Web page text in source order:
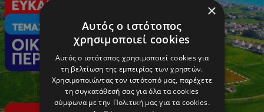
×
Αυτός ο ιστότοπος
χρησιμοποιεί cookies
Αυτός ο ιστότοπος χρησιμοποιεί cookies για
τη βελτίωση της εμπειρίας των χρηστών.
Χρησιμοποιώντας τον ιστότοπό μας, παρέχετε
τη συγκατάθεσή σας για όλα τα cookies
σύμφωνα με την Πολιτική μας για τα cookies.